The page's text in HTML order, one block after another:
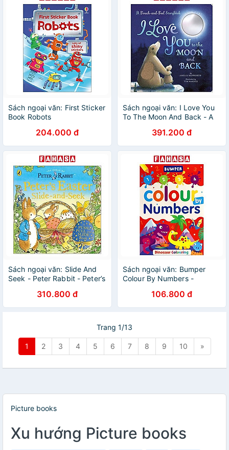
Sách ngoại văn: First Sticker
Book Robots
204.000 đ
Sách ngoại văn: I Love You
To The Moon And Back - A
391.200 đ
Sách ngoại văn: Slide And
Seek - Peter Rabbit - Peter’s
310.800 đ
Sách ngoại văn: Bumper
Colour By Numbers -
106.800 đ
Trang 1/13
1 2 3 4 5 6 7 8 9 10 »
Picture books
Xu hướng Picture books